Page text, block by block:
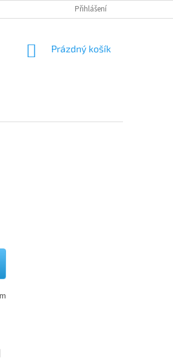
Přihlášení
NÁKUPNÍ
Prázdný košík